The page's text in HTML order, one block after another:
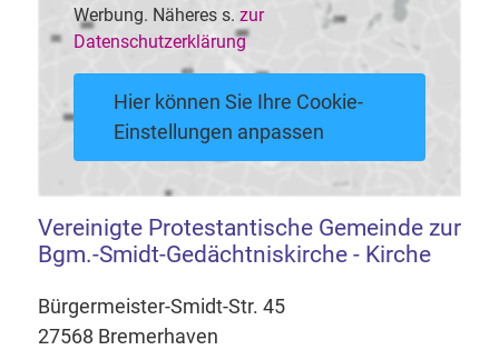
Werbung. Näheres s. zur
Datenschutzerklärung
Hier können Sie Ihre Cookie-
Einstellungen anpassen
Vereinigte Protestantische Gemeinde zur
Bgm.-Smidt-Gedächtniskirche - Kirche
Bürgermeister-Smidt-Str. 45
27568 Bremerhaven